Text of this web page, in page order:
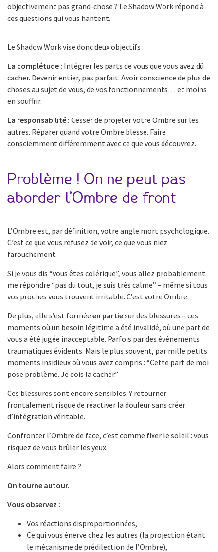
objectivement pas grand-chose ? Le Shadow Work répond à
ces questions qui vous hantent.
Le Shadow Work vise donc deux objectifs :
La complétude : Intégrer les parts de vous que vous avez dû
cacher. Devenir entier, pas parfait. Avoir conscience de plus de
choses au sujet de vous, de vos fonctionnements… et moins
en souffrir.
La responsabilité : Cesser de projeter votre Ombre sur les
autres. Réparer quand votre Ombre blesse. Faire
consciemment différemment avec ce que vous découvrez.
Problème ! On ne peut pas
aborder l’Ombre de front
L’Ombre est, par définition, votre angle mort psychologique.
C’est ce que vous refusez de voir, ce que vous niez
farouchement.
Si je vous dis “vous êtes colérique”, vous allez probablement
me répondre “pas du tout, je suis très calme” – même si tous
vos proches vous trouvent irritable. C’est votre Ombre.
De plus, elle s’est formée en partiesur des blessures – ces
moments où un besoin légitime a été invalidé, où une part de
vous a été jugée inacceptable. Parfois par des événements
traumatiques évidents. Mais le plus souvent, par mille petits
moments insidieux où vous avez compris : “Cette part de moi
pose problème. Je dois la cacher.”
Ces blessures sont encore sensibles. Y retourner
frontalement risque de réactiver la douleur sans créer
d’intégration véritable.
Confronter l’Ombre de face, c’est comme fixer le soleil : vous
risquez de vous brûler les yeux.
Alors comment faire ?
On tourne autour.
Vous observez :
Vos réactions disproportionnées,
Ce qui vous énerve chez les autres (la projection étant
le mécanisme de prédilection de l’Ombre),